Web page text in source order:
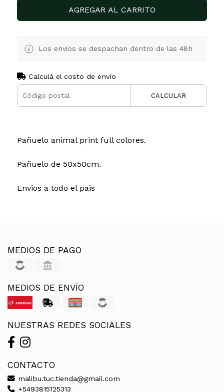
AGREGAR AL CARRITO
Los envios se despachan dentro de las 48h
Calculá el costo de envío
CALCULAR
Pañuelo animal print full colores.
Pañuelo de 50x50cm.
Envios a todo el pais
MEDIOS DE PAGO
MEDIOS DE ENVÍO
NUESTRAS REDES SOCIALES
CONTACTO
malibu.tuc.tienda@gmail.com
+5493815125313